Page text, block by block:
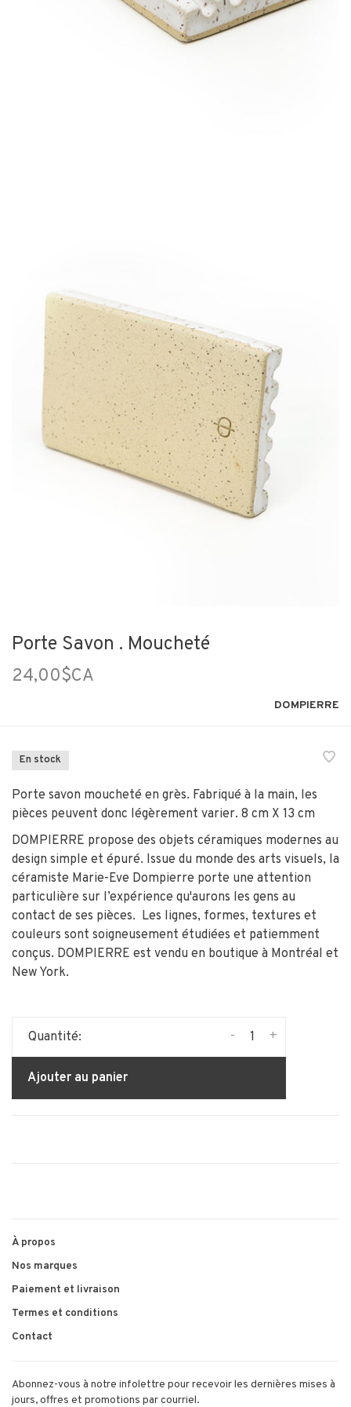
Porte Savon . Moucheté
24,00$CA
DOMPIERRE
En stock
Porte savon moucheté en grès. Fabriqué à la main, les
pièces peuvent donc légèrement varier. 8 cm X 13 cm
DOMPIERRE propose des objets céramiques modernes au
design simple et épuré. Issue du monde des arts visuels, la
céramiste Marie-Eve Dompierre porte une attention
particulière sur l’expérience qu'aurons les gens au
contact de ses pièces. Les lignes, formes, textures et
couleurs sont soigneusement étudiées et patiemment
conçus. DOMPIERRE est vendu en boutique à Montréal et
New York.
Quantité: +
-
Ajouter au panier
À propos
Nos marques
Paiement et livraison
Termes et conditions
Contact
Abonnez-vous à notre infolettre pour recevoir les dernières mises à
jours, offres et promotions par courriel.